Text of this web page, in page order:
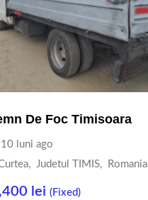
De Foc Timisoara
10 luni ago
, Judetul TIMIS, Romania
lei (Fixed)